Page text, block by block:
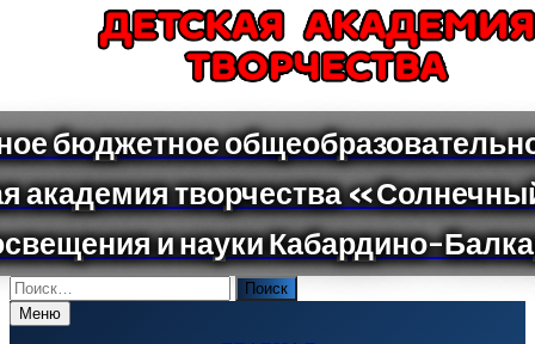
Поиск
по:Меню